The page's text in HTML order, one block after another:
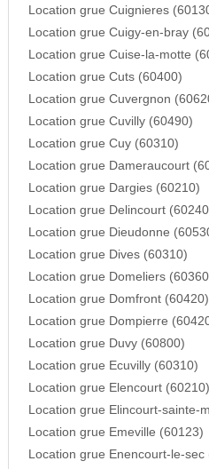
Location grue Cuignieres
Location grue Cuigy-en-bray
Location grue Cuise-la-motte
Location grue Cuts (60400)
Location grue Cuvergnon
Location grue Cuvilly (60490)
Location grue Cuy (60310)
Location grue Dameraucourt
Location grue Dargies (60210)
Location grue Delincourt
Location grue Dieudonne
Location grue Dives (60310)
Location grue Domeliers
Location grue Domfront (60420)
Location grue Dompierre
Location grue Duvy (60800)
Location grue Ecuvilly (60310)
Location grue Elencourt (60210)
Location grue Elincourt-sainte-
Location grue Emeville (60123)
Location grue Enencourt-le-sec